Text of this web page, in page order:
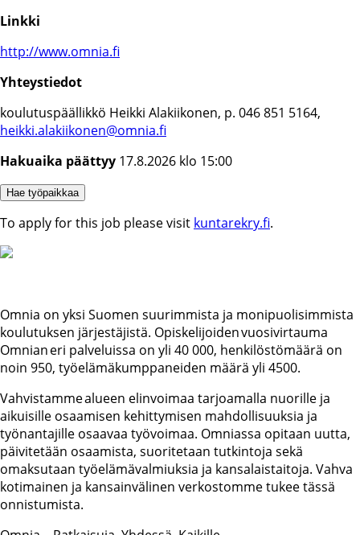
Linkki
http://www.omnia.fi
Yhteystiedot
koulutuspäällikkö Heikki Alakiikonen, p. 046 851 5164,
heikki.alakiikonen@omnia.fi
Hakuaika päättyy 17.8.2026 klo 15:00
To apply for this job please visit kuntarekry.fi.
Omnia on yksi Suomen suurimmista ja monipuolisimmista
koulutuksen järjestäjistä. Opiskelijoiden vuosivirtauma
Omnian eri palveluissa on yli 40 000, henkilöstömäärä on
noin 950, työelämäkumppaneiden määrä yli 4500.
Vahvistamme alueen elinvoimaa tarjoamalla nuorille ja
aikuisille osaamisen kehittymisen mahdollisuuksia ja
työnantajille osaavaa työvoimaa. Omniassa opitaan uutta,
päivitetään osaamista, suoritetaan tutkintoja sekä
omaksutaan työelämävalmiuksia ja kansalaistaitoja. Vahva
kotimainen ja kansainvälinen verkostomme tukee tässä
onnistumista.